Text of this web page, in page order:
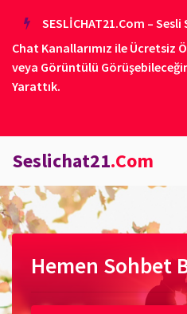
SESLİCHAT21.Com –
Chat Kanallarımız ile Ücretsiz
veya Görüntülü
Yarattık.
Seslichat21.Com
Hemen Sohbet